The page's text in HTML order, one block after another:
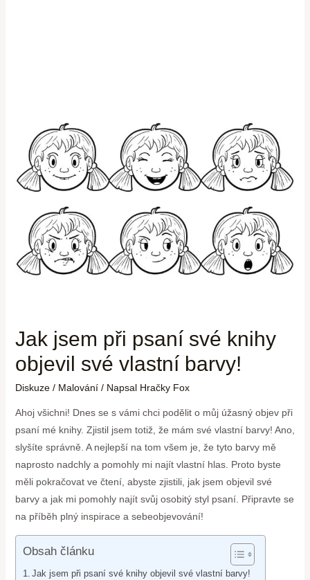
Jak jsem při psaní své knihy
objevil své vlastní barvy!
Diskuze / Malování/ Napsal Hračky Fox
Ahoj všichni! Dnes se s vámi chci podělit o můj úžasný objev při
psaní mé knihy. Zjistil jsem totiž, že mám své vlastní barvy! Ano,
slyšíte správně. A nejlepší na tom všem je, že tyto barvy mě
naprosto nadchly a pomohly mi najít vlastní hlas. Proto byste
měli pokračovat ve čtení, abyste zjistili, jak jsem objevil své
barvy a jak mi pomohly najít svůj osobitý styl psaní. Připravte se
na příběh plný inspirace a sebeobjevování!
Obsah článku
Jak jsem při psaní své knihy objevil své vlastní barvy!